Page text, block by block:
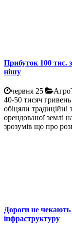
Прибуток 100 тис.
нішу
червня 25
40-50 тисяч
обіцяли традиційні
орендованої землі
зрозумів що про
Дороги не
інфраструктуру